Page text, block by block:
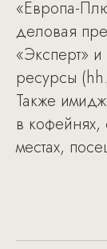
«Европа-
деловая
«Эксперт»
ресурсы
Также
в кофейнях,
местах,